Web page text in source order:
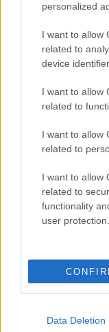
personalized
I want to allow
related to
device
I want to allow
related to
I want to allow
related to
I want to allow
related to
functionality
user protection.
Data Deletion
2014.09.15. 20.00
Sarah Kane
feltérképezése a
színházi forma
értelmező
között tartják
az alkotók a ma
Lepkegyűjtő
Vincent de
összérzékszervi
2014.09.17,18,
2014.09.19.
2014.09.20.